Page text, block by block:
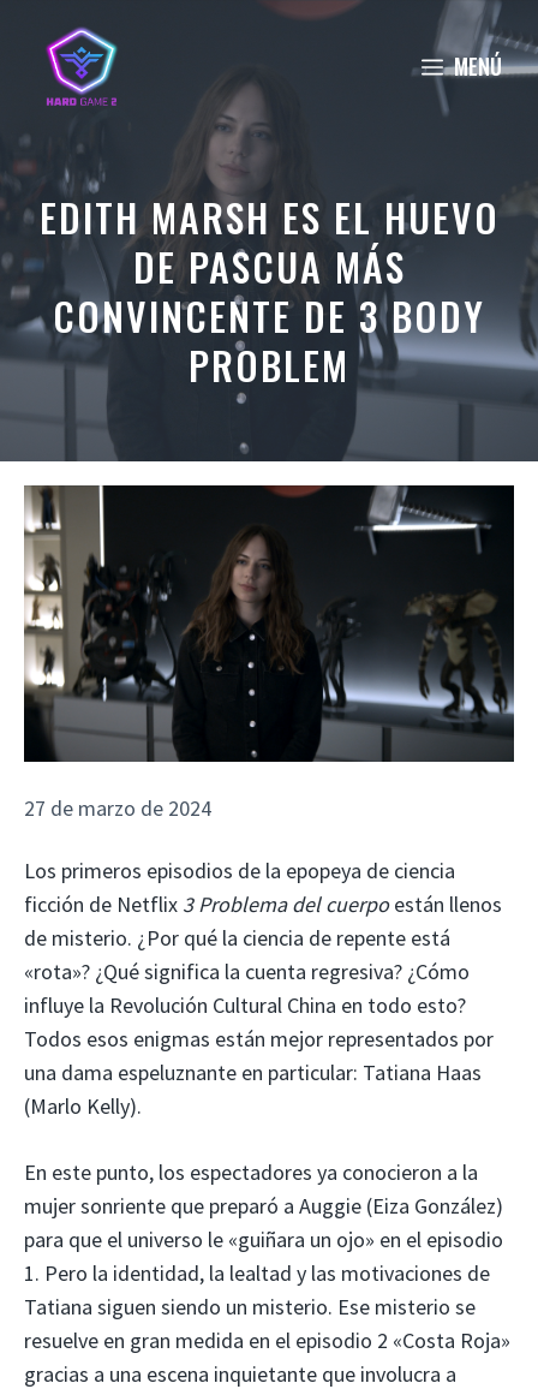
contenido
MENÚ
EDITH MARSH ES EL HUEVO
DE PASCUA MÁS
CONVINCENTE DE 3 BODY
PROBLEM
27 de marzo de 2024
Los primeros episodios de la epopeya de ciencia
ficción de Netflix 3 Problema del cuerpoestán llenos
de misterio. ¿Por qué la ciencia de repente está
«rota»? ¿Qué significa la cuenta regresiva? ¿Cómo
influye la Revolución Cultural China en todo esto?
Todos esos enigmas están mejor representados por
una dama espeluznante en particular: Tatiana Haas
(Marlo Kelly).
En este punto, los espectadores ya conocieron a la
mujer sonriente que preparó a Auggie (Eiza González)
para que el universo le «guiñara un ojo» en el episodio
1. Pero la identidad, la lealtad y las motivaciones de
Tatiana siguen siendo un misterio. Ese misterio se
resuelve en gran medida en el episodio 2 «Costa Roja»
gracias a una escena inquietante que involucra a